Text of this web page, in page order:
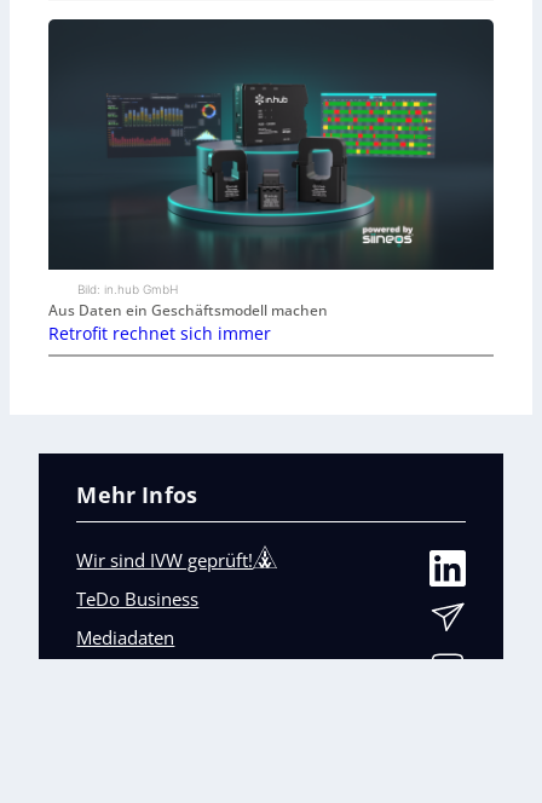
Bild: in.hub GmbH
Aus Daten ein Geschäftsmodell machen
Retrofit rechnet sich immer
Mehr Infos
Wir sind IVW geprüft!
TeDo Business
Mediadaten